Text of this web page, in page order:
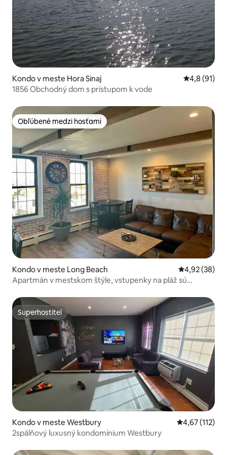
Kondo v meste Hora Sinaj Priemerné
4,8 (91)
1856 Obchodný dom s prístupom k vode
Obľúbené medzi hosťami
Obľúbené medzi hosťami
Kondo v meste Long Beach Priemerné
4,92 (38)
Apartmán v mestskom štýle, vstupenky na pláž sú
Superhostiteľ
Superhostiteľ
Kondo v meste Westbury Priemerné
4,67 (112)
2spálňový luxusný kondomínium Westbury